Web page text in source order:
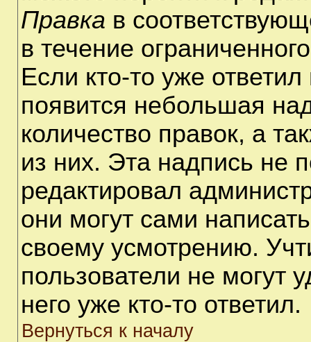
Правка в
в течение
Если кто-то уже
появится небольшая
количество правок, а
из них. Эта надпись не
редактировал
они могут сами
своему усмотрению.
пользователи не могут
него уже кто-то ответил.
Вернуться к началу